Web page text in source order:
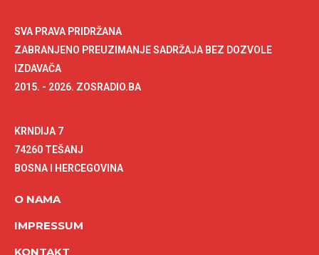
SVA PRAVA PRIDRŽANA
ZABRANJENO PREUZIMANJE SADRŽAJA BEZ DOZVOLE
IZDAVAČA
2015. - 2026. ZOSRADIO.BA
KRNDIJA 7
74260 TEŠANJ
BOSNA I HERCEGOVINA
O NAMA
IMPRESSUM
KONTAKT